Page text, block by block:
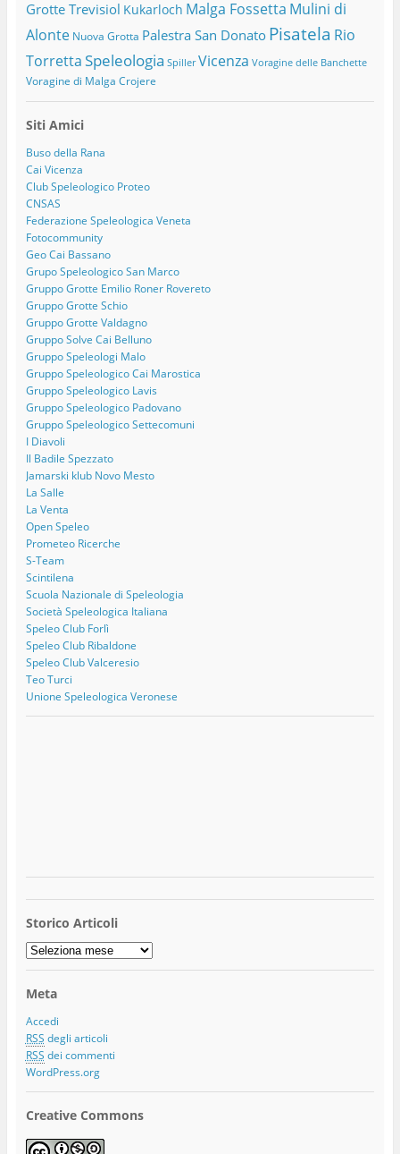
Grotte Trevisiol Kukarloch Malga Fossetta Mulini di
Alonte Nuova Grotta Palestra San Donato Pisatela Rio
TorrettaSpeleologia Spiller Vicenza Voragine delle Banchette
Voragine di Malga Crojere
Siti Amici
Buso della Rana
Cai Vicenza
Club Speleologico Proteo
CNSAS
Federazione Speleologica Veneta
Fotocommunity
Geo Cai Bassano
Grupo Speleologico San Marco
Gruppo Grotte Emilio Roner Rovereto
Gruppo Grotte Schio
Gruppo Grotte Valdagno
Gruppo Solve Cai Belluno
Gruppo Speleologi Malo
Gruppo Speleologico Cai Marostica
Gruppo Speleologico Lavis
Gruppo Speleologico Padovano
Gruppo Speleologico Settecomuni
I Diavoli
Il Badile Spezzato
Jamarski klub Novo Mesto
La Salle
La Venta
Open Speleo
Prometeo Ricerche
S-Team
Scintilena
Scuola Nazionale di Speleologia
Società Speleologica Italiana
Speleo Club Forlì
Speleo Club Ribaldone
Speleo Club Valceresio
Teo Turci
Unione Speleologica Veronese
Storico Articoli
Storico
Articoli
Meta
Accedi
RSS degli articoli
RSS dei commenti
WordPress.org
Creative Commons